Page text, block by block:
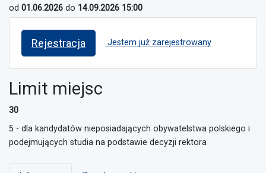
od 01.06.2026 do 14.09.2026 15:00
Rejestracja Jestem już zarejestrowany
Limit miejsc
30
5 - dla kandydatów nieposiadających obywatelstwa polskiego i
podejmujących studia na podstawie decyzji rektora